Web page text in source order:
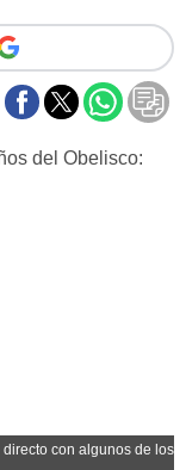
con algunos de los